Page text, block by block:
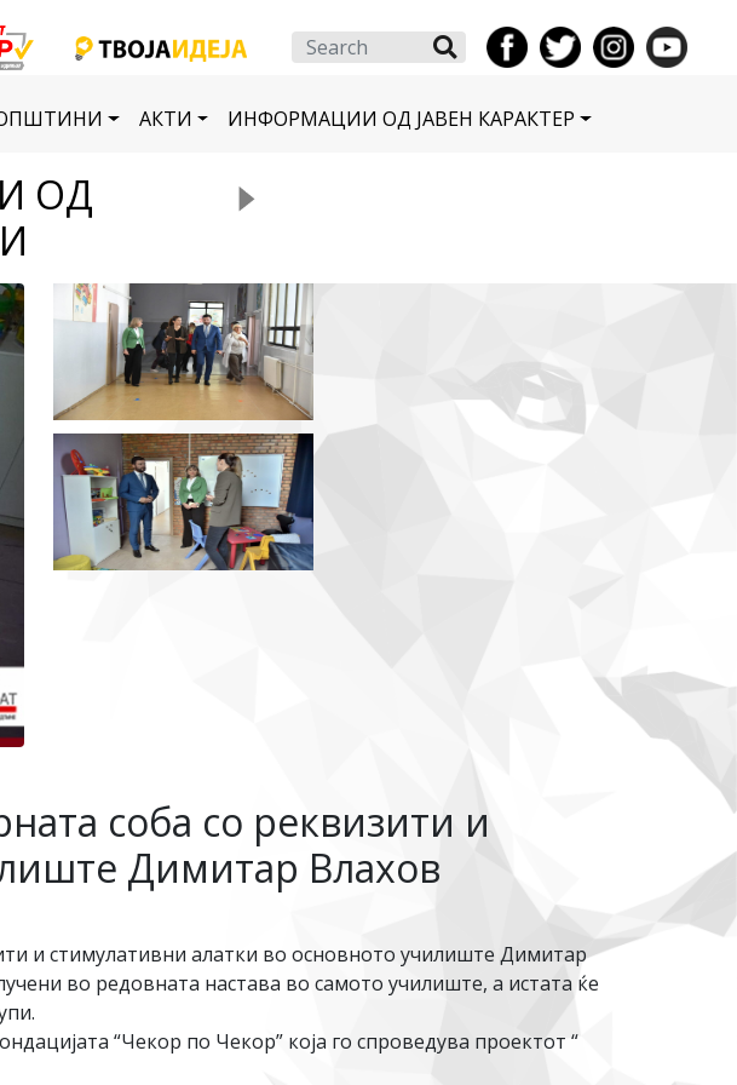
Search
АКТИ ИНФОРМАЦИИ ОД ЈАВЕН КАРАКТЕР
ОД
соба со реквизити и
Димитар Влахов
и стимулативни алатки во основното училиште Димитар
во редовната настава во самото училиште, а истата ќе
“Чекор по Чекор” која го спроведува проектот “